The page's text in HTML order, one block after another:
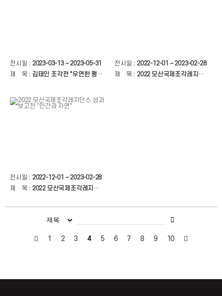
전시일 : 2023-03-13 ~ 2023-05-31
제 목 : 김태인 조각전 "우연한 팽창"
전시일 : 2022-12-01 ~ 2023-02-28
제 목 : 2022 모산국제조각레지던스 성과보고전 "인간과 자연" 전시해설지
전시일 : 2022-12-01 ~ 2023-02-28
제 목 : 2022 모산국제조각레지던스 성과보고전 "인간과 자연"
1 2 3 4 5 6 7 8 9 10